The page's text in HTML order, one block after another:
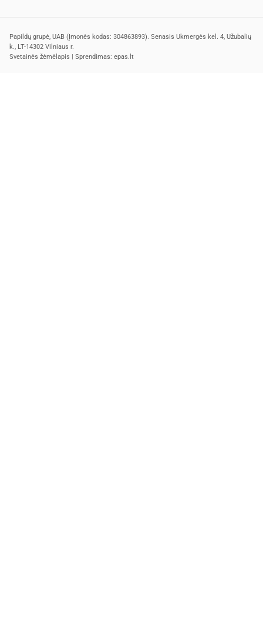
Papildų grupė, UAB (Įmonės kodas: 304863893). Senasis Ukmergės kel. 4, Užubalių
k., LT-14302 Vilniaus r.
Svetainės žėmėlapis | Sprendimas: epas.lt